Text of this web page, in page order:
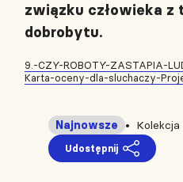
związku człowieka z
dobrobytu.
9.-CZY-ROBOTY-ZASTAPIA-
Karta-oceny-dla-sluchaczy-
Najnowsze
Udostępnij